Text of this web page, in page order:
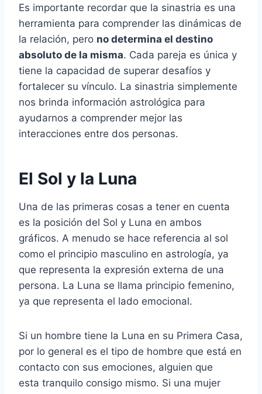
Es importante recordar que la sinastria es una
herramienta para comprender las dinámicas de
la relación, pero no determina el destino
absoluto de la misma. Cada pareja es única y
tiene la capacidad de superar desafíos y
fortalecer su vínculo. La sinastria simplemente
nos brinda información astrológica para
ayudarnos a comprender mejor las
interacciones entre dos personas.
El Sol y la Luna
Una de las primeras cosas a tener en cuenta
es la posición del Sol y Luna en ambos
gráficos. A menudo se hace referencia al sol
como el principio masculino en astrología, ya
que representa la expresión externa de una
persona. La Luna se llama principio femenino,
ya que representa el lado emocional.
Si un hombre tiene la Luna en su Primera Casa,
por lo general es el tipo de hombre que está en
contacto con sus emociones, alguien que
esta tranquilo consigo mismo. Si una mujer